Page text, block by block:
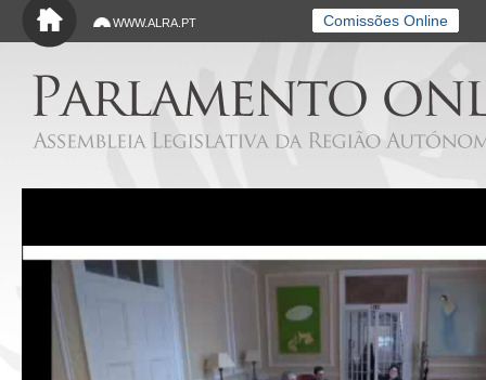
Saltar para o conteúdo principal
WWW.ALRA.PT Comissões Online